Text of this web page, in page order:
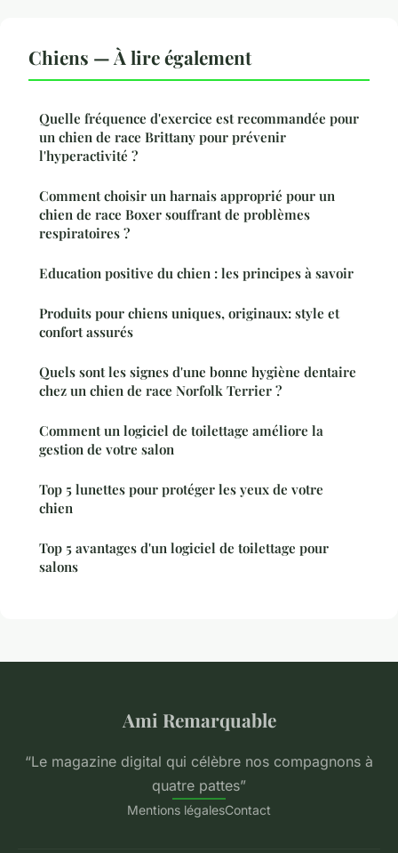
Chiens — À lire également
Quelle fréquence d'exercice est recommandée pour
un chien de race Brittany pour prévenir
l'hyperactivité ?
Comment choisir un harnais approprié pour un
chien de race Boxer souffrant de problèmes
respiratoires ?
Education positive du chien : les principes à savoir
Produits pour chiens uniques, originaux: style et
confort assurés
Quels sont les signes d'une bonne hygiène dentaire
chez un chien de race Norfolk Terrier ?
Comment un logiciel de toilettage améliore la
gestion de votre salon
Top 5 lunettes pour protéger les yeux de votre
chien
Top 5 avantages d'un logiciel de toilettage pour
salons
Ami Remarquable
“Le magazine digital qui célèbre nos compagnons à
quatre pattes”
Mentions légalesContact